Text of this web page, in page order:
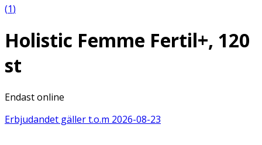
(1)
Holistic Femme Fertil+, 120
st
Endast online
Erbjudandet gäller t.o.m 2026-08-23